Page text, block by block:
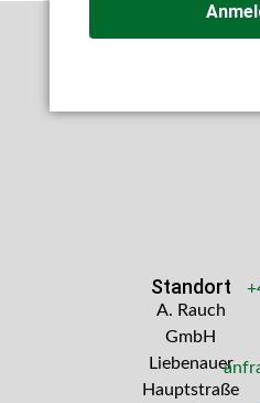
Standort
A. Rauch
GmbH
Liebenauer
Hauptstraße